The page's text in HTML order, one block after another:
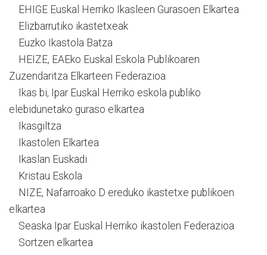
EHIGE Euskal Herriko Ikasleen Gurasoen Elkartea
Elizbarrutiko ikastetxeak
Euzko Ikastola Batza
HEIZE, EAEko Euskal Eskola Publikoaren
Zuzendaritza Elkarteen Federazioa
Ikas bi, Ipar Euskal Herriko eskola publiko
elebidunetako guraso elkartea
Ikasgiltza
Ikastolen Elkartea
Ikaslan Euskadi
Kristau Eskola
NIZE, Nafarroako D ereduko ikastetxe publikoen
elkartea
Seaska Ipar Euskal Herriko ikastolen Federazioa
Sortzen elkartea